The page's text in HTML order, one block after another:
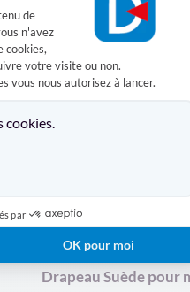
du Consentement
de
n'avez
cookies,
votre visite ou non.
vous nous autorisez à lancer.
cookies.
par
OK pour moi
Drapeau Suède pour